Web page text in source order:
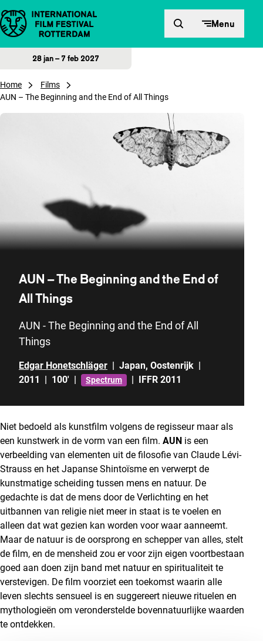
Direct naar inhoud Menu
28 jan – 7 feb 2027
Home
Films
AUN – The Beginning and the End of All Things
AUN – The Beginning and the End of
All Things
AUN - The Beginning and the End of All
Things
Edgar Honetschläger | Japan, Oostenrijk |
2011 | 100' | Spectrum | IFFR 2011
Niet bedoeld als kunstfilm volgens de regisseur maar als
een kunstwerk in de vorm van een film. AUN is een
verbeelding van elementen uit de filosofie van Claude Lévi-
Strauss en het Japanse Shintoïsme en verwerpt de
kunstmatige scheiding tussen mens en natuur. De
gedachte is dat de mens door de Verlichting en het
uitbannen van religie niet meer in staat is te voelen en
alleen dat wat gezien kan worden voor waar aanneemt.
Maar de natuur is de oorsprong en schepper van alles, stelt
de film, en de mensheid zou er voor zijn eigen voortbestaan
goed aan doen zijn band met natuur en spiritualiteit te
verstevigen. De film voorziet een toekomst waarin alle
leven slechts sensueel is en suggereert nieuwe rituelen en
mythologieën om veronderstelde bovennatuurlijke waarden
te ontdekken.